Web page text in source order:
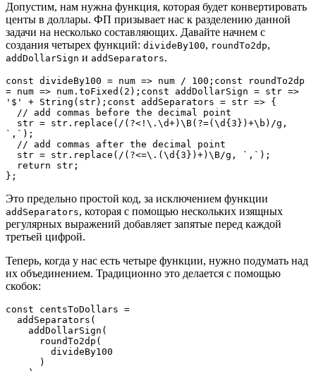
Допустим, нам нужна функция, которая будет конвертировать
центы в доллары. ФП призывает нас к разделению данной
задачи на несколько составляющих. Давайте начнем с
создания четырех функций: divideBy100, roundTo2dp,
addDollarSign и addSeparators.
const divideBy100 = num => num / 100;const roundTo2dp
= num => num.toFixed(2);const addDollarSign = str =>
'$' + String(str);const addSeparators = str => {
`,`);
};
Это предельно простой код, за исключением функции
addSeparators, которая с помощью нескольких изящных
регулярных выражений добавляет запятые перед каждой
третьей цифрой.
Теперь, когда у нас есть четыре функции, нужно подумать над
их объединением. Традиционно это делается с помощью
скобок:
const centsToDollars =